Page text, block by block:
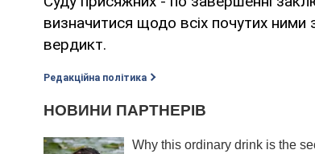
визначитися щодо всіх почутих ними
вердикт.
Редакційна політика